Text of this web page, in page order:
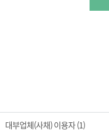
대부업체(사채) 이용자 (1)